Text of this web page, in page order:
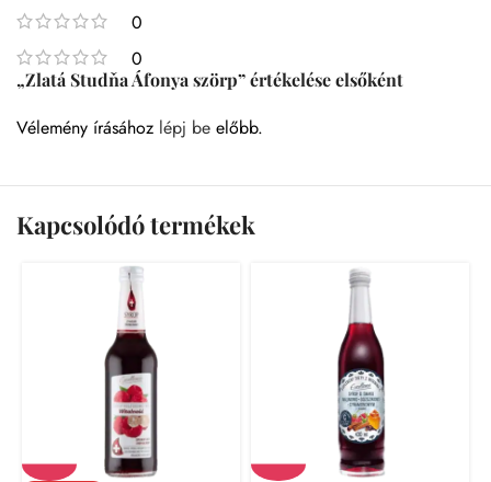
0
0
„Zlatá Studňa Áfonya szörp” értékelése elsőként
Vélemény írásához lépj be előbb.
Kapcsolódó termékek